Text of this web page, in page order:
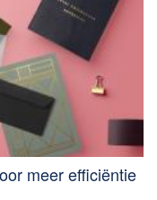
meer efficiëntie